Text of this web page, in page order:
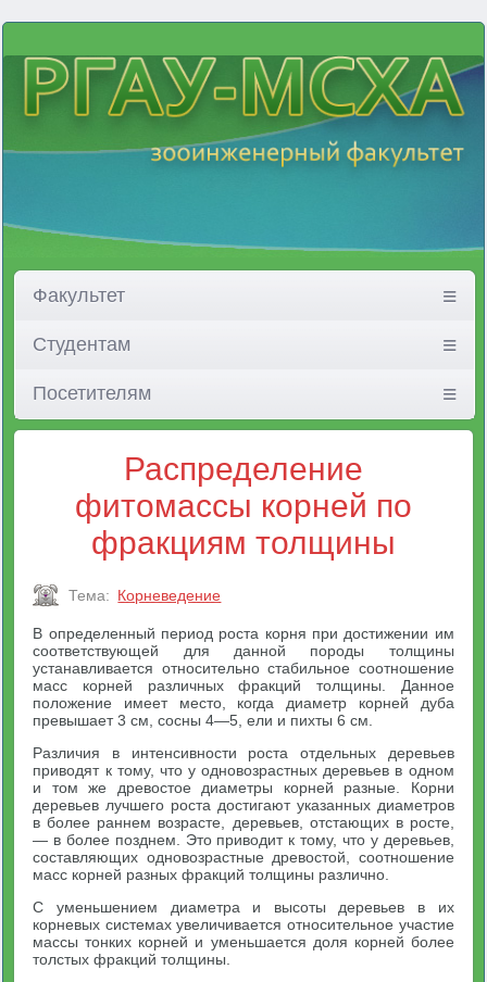
Факультет
Студентам
Посетителям
Распределение
фитомассы корней по
фракциям толщины
Тема: Корневедение
В определенный период роста корня при достижении им
соответствующей для данной породы толщины
устанавливается относительно стабильное соотношение
масс корней различных фракций толщины. Данное
положение имеет место, когда диаметр корней дуба
превышает 3 см, сосны 4—5, ели и пихты 6 см.
Различия в интенсивности роста отдельных деревьев
приводят к тому, что у одновозрастных деревьев в одном
и том же древостое диаметры корней разные. Корни
деревьев лучшего роста достигают указанных диаметров
в более раннем возрасте, деревьев, отстающих в росте,
— в более позднем. Это приводит к тому, что у деревьев,
составляющих одновозрастные древостой, соотношение
масс корней разных фракций толщины различно.
С уменьшением диаметра и высоты деревьев в их
корневых системах увеличивается относительное участие
массы тонких корней и уменьшается доля корней более
толстых фракций толщины.